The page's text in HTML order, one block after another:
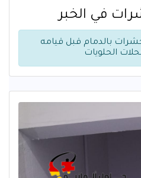
في الخبر
بالدمام قبل قيامه
الحلويات